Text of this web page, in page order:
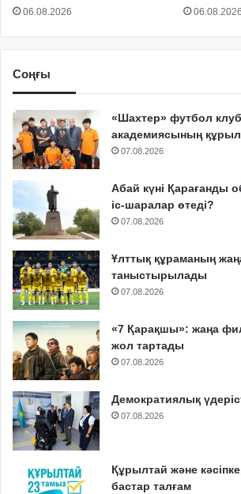
06.08.2026 06.08.2026
Соңғы
«Шахтер» футбол
академиясының
07.08.2026
Абай күні Қарағанды
іс-шаралар өтеді?
07.08.2026
Ұлттық құраманың
таныстырылады
07.08.2026
«7 Қарақшы»: жаңа
жол тартады
07.08.2026
Демократиялық
07.08.2026
Құрылтай және
бастар талғам